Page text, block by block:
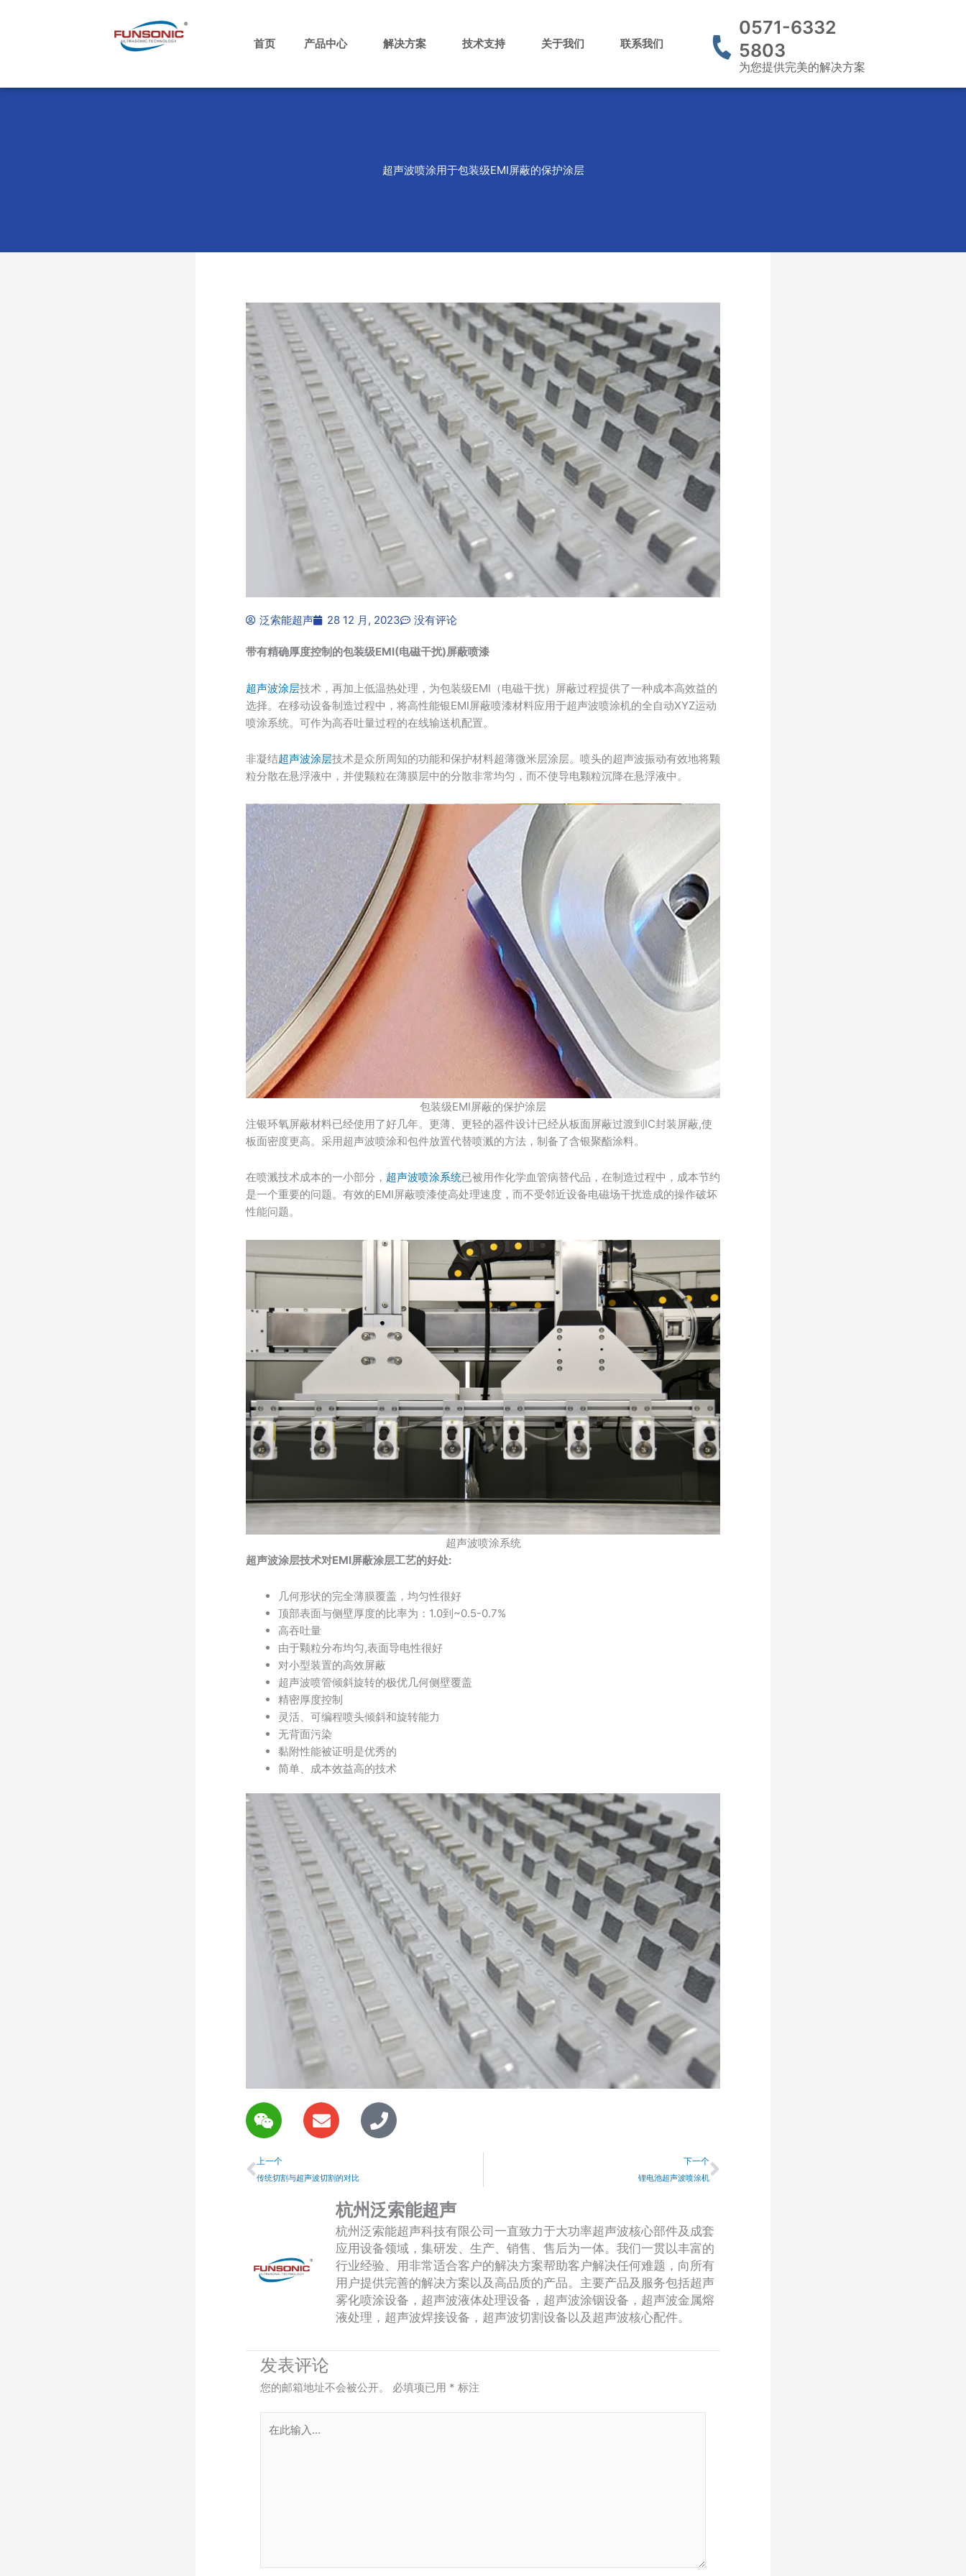
首页 产品中心 解决方案 技术支持 关于我们 联系我们
0571-6332
5803
为您提供完美的解决方案
超声波喷涂用于包装级EMI屏蔽的保护涂层
泛索能超声 28 12 月, 2023 没有评论
带有精确厚度控制的包装级EMI(电磁干扰)屏蔽喷漆
超声波涂层技术，再加上低温热处理，为包装级EMI（电磁干扰）屏蔽过程提供了一种成本高效益的
选择。在移动设备制造过程中，将高性能银EMI屏蔽喷漆材料应用于超声波喷涂机的全自动XYZ运动
喷涂系统。可作为高吞吐量过程的在线输送机配置。
非凝结超声波涂层技术是众所周知的功能和保护材料超薄微米层涂层。喷头的超声波振动有效地将颗
粒分散在悬浮液中，并使颗粒在薄膜层中的分散非常均匀，而不使导电颗粒沉降在悬浮液中。
包装级EMI屏蔽的保护涂层
注银环氧屏蔽材料已经使用了好几年。更薄、更轻的器件设计已经从板面屏蔽过渡到IC封装屏蔽,使
板面密度更高。采用超声波喷涂和包件放置代替喷溅的方法，制备了含银聚酯涂料。
在喷溅技术成本的一小部分， 超声波喷涂系统已被用作化学血管病替代品，在制造过程中，成本节约
是一个重要的问题。有效的EMI屏蔽喷漆使高处理速度，而不受邻近设备电磁场干扰造成的操作破坏
性能问题。
超声波喷涂系统
超声波涂层技术对EMI屏蔽涂层工艺的好处:
几何形状的完全薄膜覆盖，均匀性很好
顶部表面与侧壁厚度的比率为：1.0到~0.5-0.7%
高吞吐量
由于颗粒分布均匀,表面导电性很好
对小型装置的高效屏蔽
超声波喷管倾斜旋转的极优几何侧壁覆盖
精密厚度控制
灵活、可编程喷头倾斜和旋转能力
无背面污染
黏附性能被证明是优秀的
简单、成本效益高的技术
W
e
x
i
E
n
l
P
h
上一个
上一个
传统切割与超声波切割的对比
下一个
锂电池超声波喷涂机
下一个
杭州泛索能超声
杭州泛索能超声科技有限公司一直致力于大功率超声波核心部件及成套
应用设备领域，集研发、生产、销售、售后为一体。我们一贯以丰富的
行业经验、用非常适合客户的解决方案帮助客户解决任何难题，向所有
用户提供完善的解决方案以及高品质的产品。主要产品及服务包括超声
雾化喷涂设备，超声波液体处理设备，超声波涂铟设备，超声波金属熔
液处理，超声波焊接设备，超声波切割设备以及超声波核心配件。
发表评论
您的邮箱地址不会被公开。 必填项已用 * 标注